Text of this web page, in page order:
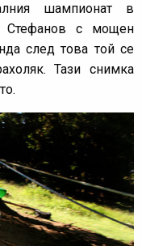
шампионат в
Стефанов с мощен
след това той се
Тази снимка